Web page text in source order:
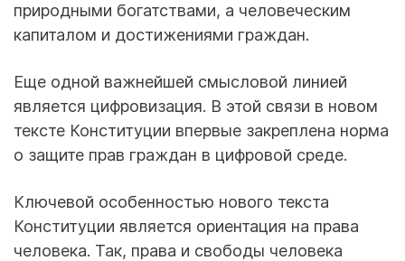
природными богатствами, а человеческим
капиталом и достижениями граждан.
Еще одной важнейшей смысловой линией
является цифровизация. В этой связи в новом
тексте Конституции впервые закреплена норма
о защите прав граждан в цифровой среде.
Ключевой особенностью нового текста
Конституции является ориентация на права
человека. Так, права и свободы человека